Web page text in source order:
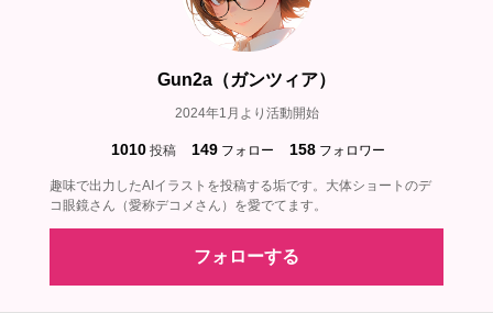
Gun2a（ガンツィア）
2024年1月より活動開始
1010 投稿 149 フォロー 158 フォロワー
趣味で出力したAIイラストを投稿する垢です。大体ショートのデ
コ眼鏡さん（愛称デコメさん）を愛でてます。
フォローする